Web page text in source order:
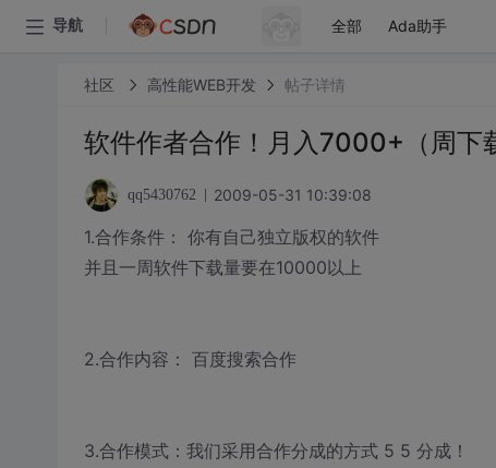
导航 全部 Ada助手
社区 高性能WEB开发 帖子详情
软件作者合作！月入7000+（周下
qq5430762 2009-05-31 10:39:08
1.合作条件： 你有自己独立版权的软件
并且一周软件下载量要在10000以上
2.合作内容： 百度搜索合作
3.合作模式：我们采用合作分成的方式 5 5 分成！